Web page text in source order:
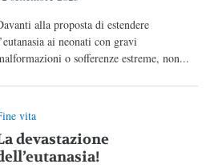
alla proposta di estendere
ai neonati con gravi
o sofferenze estreme, non...
vita
devastazione